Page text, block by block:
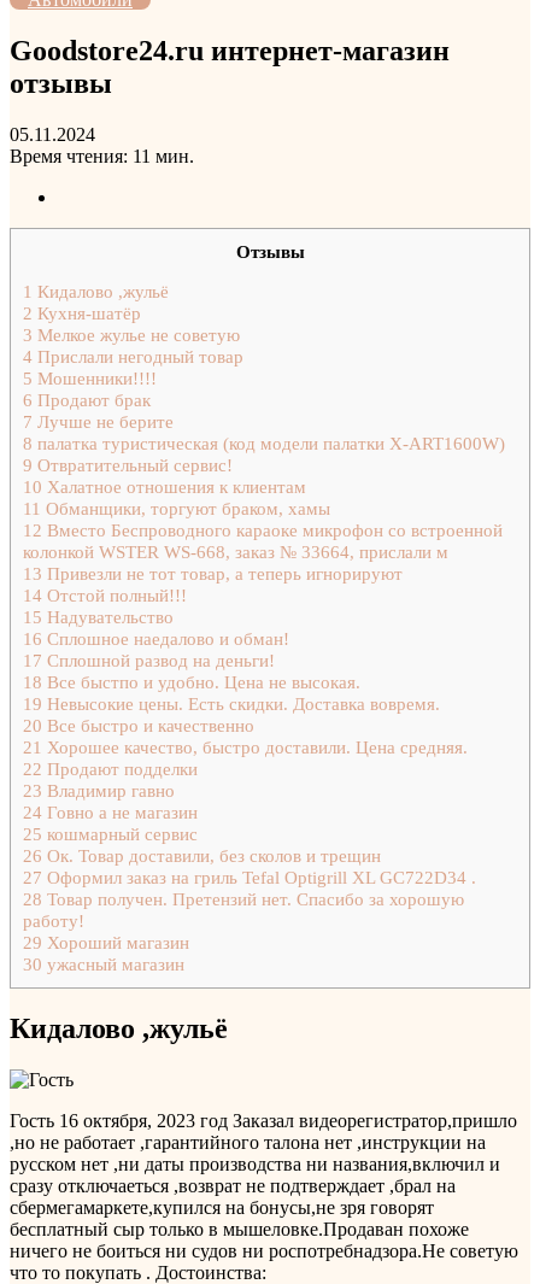
Goodstore24.ru интернет-магазин
отзывы
05.11.2024
Время чтения: 11 мин.
Отзывы
1 Кидалово ,жульё
2 Кухня-шатёр
3 Мелкое жулье не советую
4 Прислали негодный товар
5 Мошенники!!!!
6 Продают брак
7 Лучше не берите
8 палатка туристическая (код модели палатки X-ART1600W)
9 Отвратительный сервис!
10 Халатное отношения к клиентам
11 Обманщики, торгуют браком, хамы
12 Вместо Беспроводного караоке микрофон со встроенной
колонкой WSTER WS-668, заказ № 33664, прислали м
13 Привезли не тот товар, а теперь игнорируют
14 Отстой полный!!!
15 Надувательство
16 Сплошное наедалово и обман!
17 Сплошной развод на деньги!
18 Все быстпо и удобно. Цена не высокая.
19 Невысокие цены. Есть скидки. Доставка вовремя.
20 Все быстро и качественно
21 Хорошее качество, быстро доставили. Цена средняя.
22 Продают подделки
23 Владимир гавно
24 Говно а не магазин
25 кошмарный сервис
26 Ок. Товар доставили, без сколов и трещин
27 Оформил заказ на гриль Tefal Optigrill XL GC722D34 .
28 Товар получен. Претензий нет. Спасибо за хорошую
работу!
29 Хороший магазин
30 ужасный магазин
Кидалово ,жульё
Гость 16 октября, 2023 год Заказал видеорегистратор,пришло
,но не работает ,гарантийного талона нет ,инструкции на
русском нет ,ни даты производства ни названия,включил и
сразу отключаеться ,возврат не подтверждает ,брал на
сбермегамаркете,купился на бонусы,не зря говорят
бесплатный сыр только в мышеловке.Продаван похоже
ничего не боиться ни судов ни роспотребнадзора.Не советую
что то покупать . Достоинства: